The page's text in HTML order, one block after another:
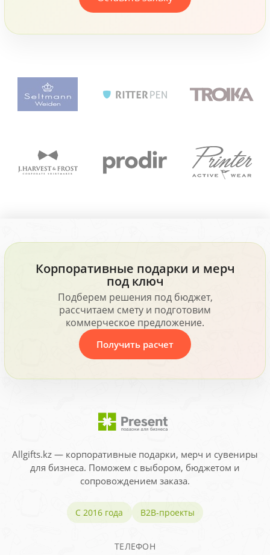
Корпоративные подарки и мерч
под ключ
Подберем решения под бюджет,
рассчитаем смету и подготовим
коммерческое предложение.
Получить расчет
Allgifts.kz — корпоративные подарки, мерч и сувениры
для бизнеса. Поможем с выбором, бюджетом и
сопровождением заказа.
С 2016 года B2B-проекты
ТЕЛЕФОН